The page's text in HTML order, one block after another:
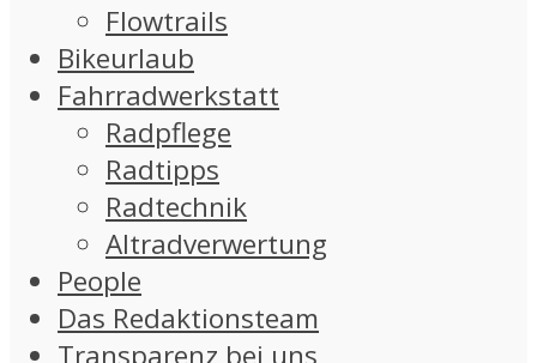
Flowtrails
Bikeurlaub
Fahrradwerkstatt
Radpflege
Radtipps
Radtechnik
Altradverwertung
People
Das Redaktionsteam
Transparenz bei uns